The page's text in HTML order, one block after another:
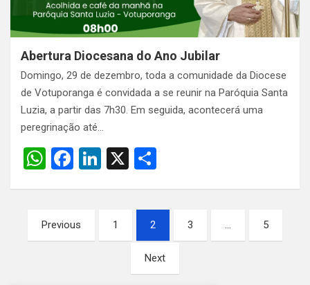
Abertura Diocesana do Ano Jubilar
Domingo, 29 de dezembro, toda a comunidade da Diocese
de Votuporanga é convidada a se reunir na Paróquia Santa
Luzia, a partir das 7h30. Em seguida, acontecerá uma
peregrinação até…
W
s
A
F
b
o
Li
dI
n
X
ar
Paginação
de
Previous 1 2 3 … 5
Next